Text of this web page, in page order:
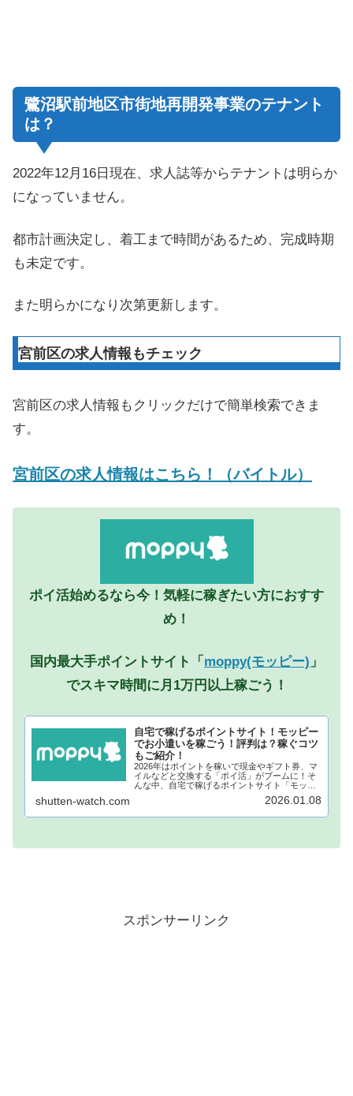
鷺沼駅前地区市街地再開発事業のテナント
は？
2022年12月16日現在、求人誌等からテナントは明らか
になっていません。
都市計画決定し、着工まで時間があるため、完成時期
も未定です。
また明らかになり次第更新します。
宮前区の求人情報もチェック
宮前区の求人情報もクリックだけで簡単検索できま
す。
宮前区の求人情報はこちら！（バイトル）
ポイ活始めるなら今！気軽に稼ぎたい方におすす
め！
国内最大手ポイントサイト「 moppy(モッピー) 」
でスキマ時間に月1万円以上稼ごう！
自宅で稼げるポイントサイト！モッピー
でお小遣いを稼ごう！評判は？稼ぐコツ
もご紹介！
2026年はポイントを稼いで現金やギフト券、マ
イルなどと交換する「ポイ活」がブームに！そ
んな中、自宅で稼げるポイントサイト「モッピ
ー」が注目されています！モッピーに登録し、
自宅でポイントを稼げば、あなたも月1万円稼ぐ
shutten-watch.com 2026.01.08
スポンサーリンク